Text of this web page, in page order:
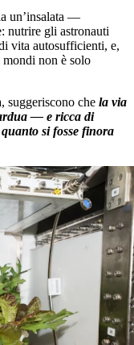
un’insalata —
nutrire gli astronauti
vita autosufficienti, e,
non è solo
suggeriscono che la via
— e ricca di
si fosse finora